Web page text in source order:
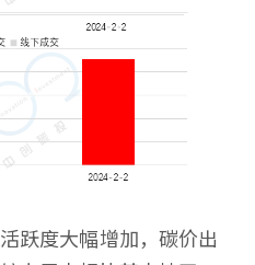
跃度大幅增加，碳价出